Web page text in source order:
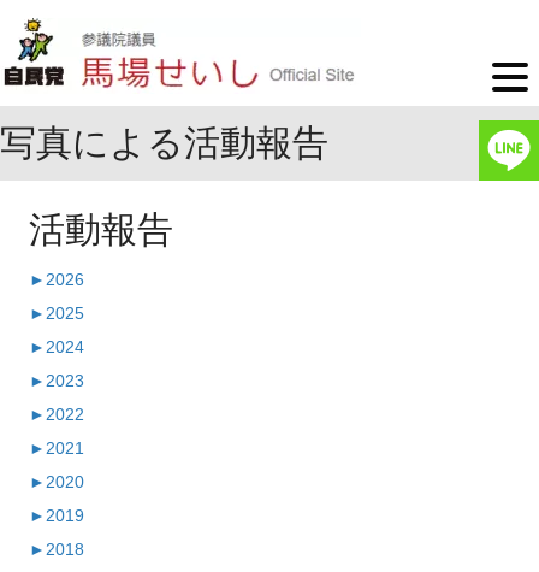
写真による活動報告
活動報告
► 2026
► 2025
► 2024
► 2023
► 2022
► 2021
► 2020
► 2019
► 2018